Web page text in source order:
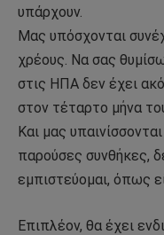
υπάρχουν.
Μας υπόσχονται
χρέους. Να σας
στις ΗΠΑ δεν έχει
στον τέταρτο μήνα
Και μας
παρούσες συνθήκες,
εμπιστεύομαι, όπως
Επιπλέον, θα έχει